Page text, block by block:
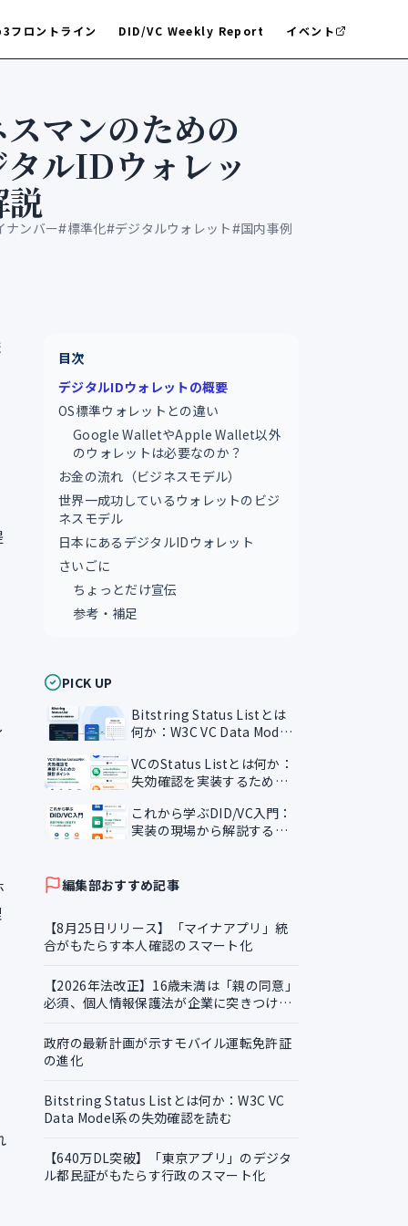
フロントライン DID/VC Weekly Report イベント
スマンのための
タルIDウォレッ
説
ナンバー#標準化#デジタルウォレット#国内事例
目次
デジタルIDウォレットの概要
OS標準ウォレットとの違い
Google WalletやApple Wallet以外
のウォレットは必要なのか？
お金の流れ（ビジネスモデル）
世界一成功しているウォレットのビジ
ネスモデル
日本にあるデジタルIDウォレット
さいごに
ちょっとだけ宣伝
参考・補足
PICK UP
Bitstring Status Listとは
何か：W3C VC Data Model
VCのStatus Listとは何か：
失効確認を実装するための
これから学ぶDID/VC入門：
実装の現場から解説するデ
編集部おすすめ記事
【8月25日リリース】「マイナアプリ」統
合がもたらす本人確認のスマート化
【2026年法改正】16歳未満は「親の同意」
必須、個人情報保護法が企業に突きつける
政府の最新計画が示すモバイル運転免許証
の進化
Bitstring Status Listとは何か：W3C VC
Data Model系の失効確認を読む
【640万DL突破】「東京アプリ」のデジタ
ル都民証がもたらす行政のスマート化